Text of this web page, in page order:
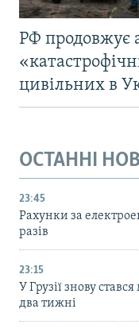
РФ продовжує
цивільних в
ОСТАННІ
23:45
Рахунки за
разів
23:15
У Грузії знову
два тижні